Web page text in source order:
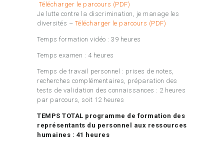
Télécharger le parcours (PDF)
Je lutte contre la discrimination, je manage les
diversités – Télécharger le parcours (PDF)
Temps formation vidéo : 39 heures
Temps examen : 4 heures
Temps de travail personnel : prises de notes,
recherches complémentaires, préparation des
tests de validation des connaissances : 2 heures
par parcours, soit 12 heures
TEMPS TOTAL programme de formation des
représentants du personnel aux ressources
humaines : 41 heures